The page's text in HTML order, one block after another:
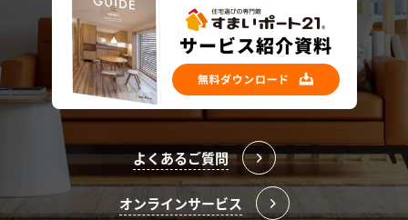
よくあるご質問
オンラインサービス